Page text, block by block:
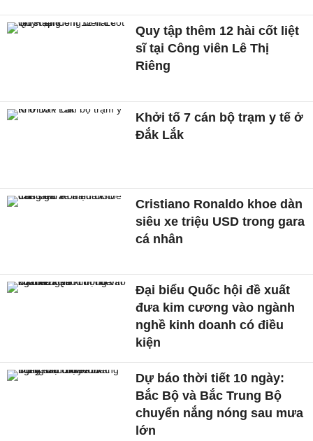
Quy tập thêm 12 hài cốt liệt
sĩ tại Công viên Lê Thị
Riêng
Khởi tố 7 cán bộ trạm y tế ở
Đắk Lắk
Cristiano Ronaldo khoe dàn
siêu xe triệu USD trong gara
cá nhân
Đại biểu Quốc hội đề xuất
đưa kim cương vào ngành
nghề kinh doanh có điều
kiện
Dự báo thời tiết 10 ngày:
Bắc Bộ và Bắc Trung Bộ
chuyển nắng nóng sau mưa
lớn